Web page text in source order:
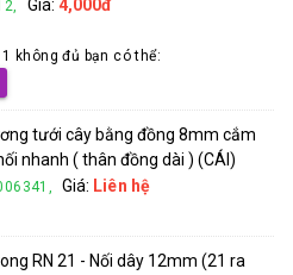
Giá: 4,000đ
không đủ bạn có thể:
tưới cây bằng đồng 8mm cắm
nhanh ( thân đồng dài ) (CÁI)
Giá: Liên hệ
RN 21 - Nối dây 12mm (21 ra